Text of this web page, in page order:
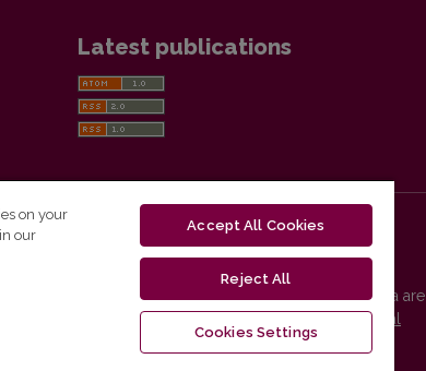
Latest publications
Vilnius University Press platform and metadata are
distributed by
Creative Commons International
on your
our
Accept All Cookies
Reject All
Cookies Settings